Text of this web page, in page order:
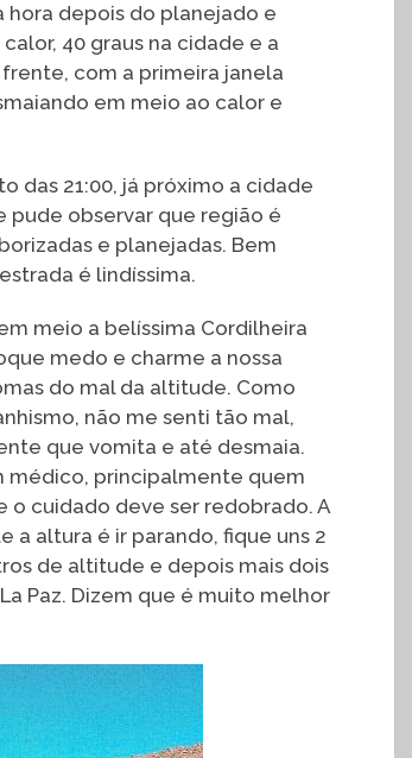
hora depois do planejado e
40 graus na cidade e a
com a primeira janela
em meio ao calor e
das 21:00, já próximo a cidade
pude observar que região é
e planejadas. Bem
é lindíssima.
meio a belíssima Cordilheira
medo e charme a nossa
do mal da altitude. Como
não me senti tão mal,
que vomita e até desmaia.
médico, principalmente quem
o cuidado deve ser redobrado. A
a altura é ir parando, fique uns 2
de altitude e depois mais dois
Paz. Dizem que é muito melhor